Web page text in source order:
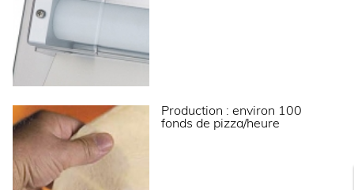
Poids brut (kg)
Informations complémentaires
Formeuses à froid de fonds de pizzas ou de tartes
flambées. Entraînement par courroie. Interrupteur
marche/arrêt. Modèle spécial pour tartes flambées
et plaques 600x400. Pédale de commande en
accessoire. Alimentation électrique 230V (Mono).
Production : environ 100
fonds de pizza/heure